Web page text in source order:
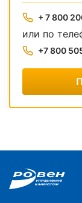
+ 7 800
или по
+7 800